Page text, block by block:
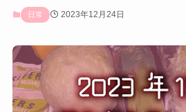
日常 2023年12月24日